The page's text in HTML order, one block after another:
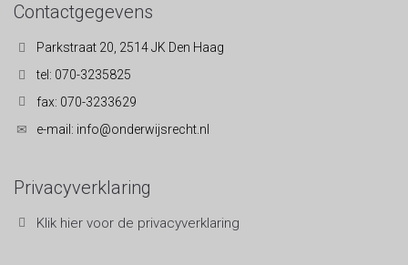
Contactgegevens
Parkstraat 20, 2514 JK Den Haag
tel: 070-3235825
fax: 070-3233629
e-mail: info@onderwijsrecht.nl
Privacyverklaring
Klik hier voor de privacyverklaring